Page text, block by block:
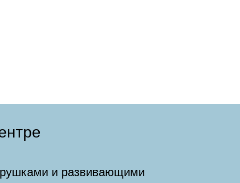
и развивающими